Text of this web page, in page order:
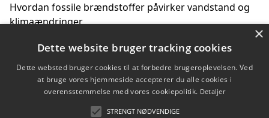
Hvordan fossile brændstoffer påvirker vandstand og
klimaændringer
Hvordan citater om fossile brændstoffer kan ændre
vores perspektiv
×
Dette website bruger tracking cookies
Dette websted bruger cookies til at forbedre brugeroplevelsen. Ved
at bruge vores hjemmeside accepterer du alle cookies i
overensstemmelse med vores cookiepolitik. Detaljer
STRENGT NØDVENDIGE